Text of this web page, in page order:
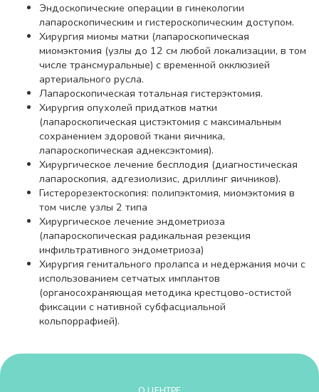
Эндоскопические операции в гинекологии
лапароскопическим и гистероскопическим доступом.
Хирургия миомы матки (лапароскопическая
миомэктомия (узлы до 12 см любой локализации, в том
числе трансмуральные) с временной окклюзией
артериального русла.
Лапароскопическая тотальная гистерэктомия.
Хирургия опухолей придатков матки
(лапароскопическая цистэктомия с максимальным
сохранением здоровой ткани яичника,
лапароскопическая аднексэктомия).
Хирургическое лечение бесплодия (диагностическая
лапароскопия, адгезиолизис, дриллинг яичников).
Гистерорезектоскопия: полипэктомия, миомэктомия в
том числе узлы 2 типа
Хирургическое лечение эндометриоза
(лапароскопическая радикальная резекция
инфильтративного эндометриоза)
Хирургия генитального пролапса и недержания мочи с
использованием сетчатых имплантов
(органосохраняющая методика крестцово-остистой
фиксации с нативной субфасциальной
кольпоррафией).